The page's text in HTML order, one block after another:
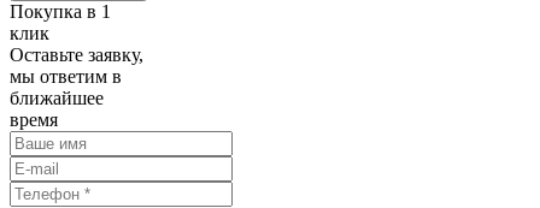
Покупка в 1
клик
Оставьте заявку,
мы ответим в
ближайшее
время